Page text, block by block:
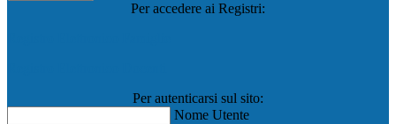
Per accedere ai Registri:
Per autenticarsi sul sito:
Nome Utente